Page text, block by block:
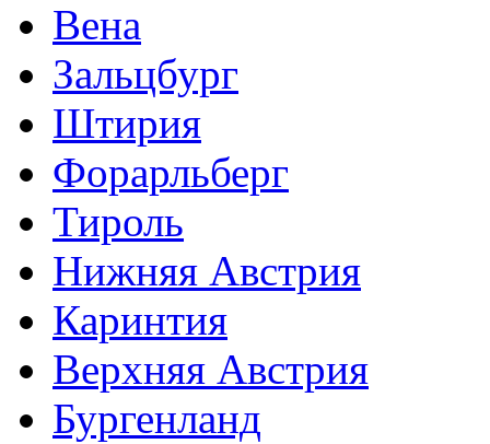
Вена
Зальцбург
Штирия
Форарльберг
Тироль
Нижняя Австрия
Каринтия
Верхняя Австрия
Бургенланд